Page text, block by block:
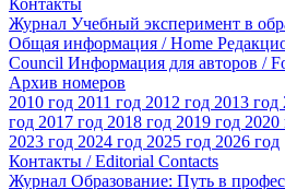
Журнал Учебный эксперимент в
Общая информация / Home
Council Информация для авторов /
Архив номеров
2010 год 2011 год 2012 год 2013 год
год 2017 год 2018 год 2019 год 2020
2023 год 2024 год 2025 год 2026 год
Контакты / Editorial Contacts
Журнал Образование: Путь в